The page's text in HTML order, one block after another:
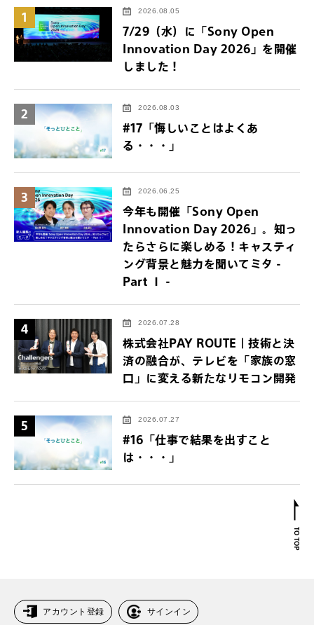
1 2026.08.05
7/29（水）に「Sony Open
Innovation Day 2026」を開催
しました！
2 2026.08.03
#17「悔しいことはよくあ
る・・・」
3 2026.06.25
今年も開催「Sony Open
Innovation Day 2026」。知っ
たらさらに楽しめる！キャスティ
ング背景と魅力を聞いてミタ -
Part Ⅰ -
4 2026.07.28
株式会社PAY ROUTE｜技術と決
済の融合が、テレビを「家族の窓
口」に変える新たなリモコン開発
5 2026.07.27
#16「仕事で結果を出すこと
は・・・」
アカウント登録 サインイン